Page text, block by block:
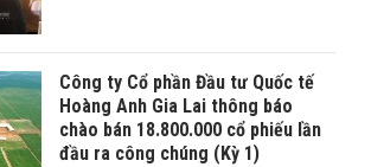
Công ty Cổ phần Đầu tư Quốc tế
Hoàng Anh Gia Lai thông báo
chào bán 18.800.000 cổ phiếu lần
đầu ra công chúng (Kỳ 1)